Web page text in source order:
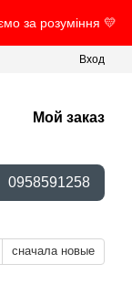
за розуміння 💛
Вход
Мой заказ
0958591258
сначала новые